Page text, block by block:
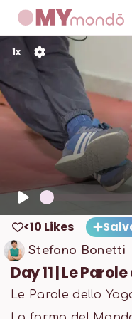
1x
<10 Likes
Stefano Bonetti
Day 11 | Le
Le Parole dello